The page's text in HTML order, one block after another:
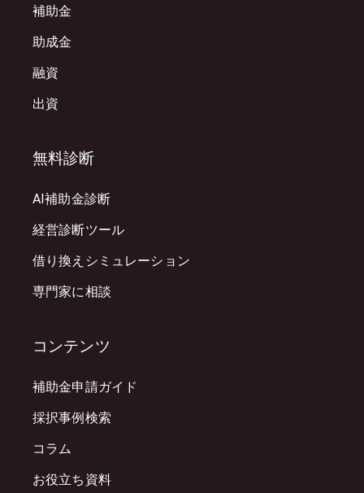
補助金
助成金
融資
出資
無料診断
AI補助金診断
経営診断ツール
借り換えシミュレーション
専門家に相談
コンテンツ
補助金申請ガイド
採択事例検索
コラム
お役立ち資料